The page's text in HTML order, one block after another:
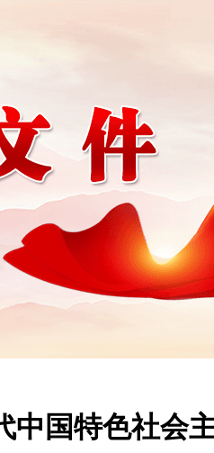
中国特色社会